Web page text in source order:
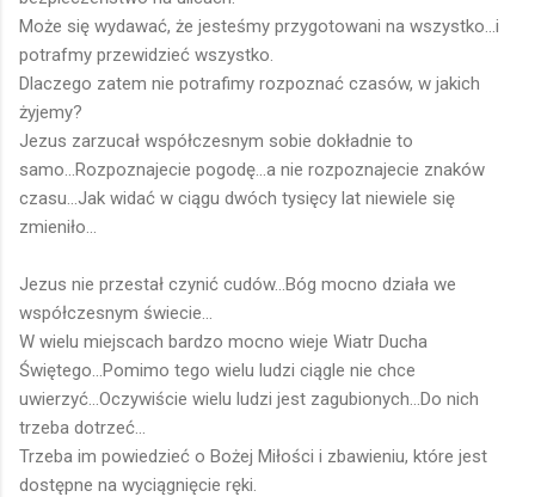
Może się wydawać, że jesteśmy przygotowani na wszystko...i
potrafmy przewidzieć wszystko.
Dlaczego zatem nie potrafimy rozpoznać czasów, w jakich
żyjemy?
Jezus zarzucał współczesnym sobie dokładnie to
samo...Rozpoznajecie pogodę...a nie rozpoznajecie znaków
czasu...Jak widać w ciągu dwóch tysięcy lat niewiele się
zmieniło...
Jezus nie przestał czynić cudów...Bóg mocno działa we
współczesnym świecie...
W wielu miejscach bardzo mocno wieje Wiatr Ducha
Świętego...Pomimo tego wielu ludzi ciągle nie chce
uwierzyć...Oczywiście wielu ludzi jest zagubionych...Do nich
trzeba dotrzeć...
Trzeba im powiedzieć o Bożej Miłości i zbawieniu, które jest
dostępne na wyciągnięcie ręki.